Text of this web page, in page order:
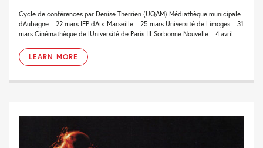
Cycle de conférences par Denise Therrien (UQAM) Médiathèque municipale
dAubagne – 22 mars IEP dAix-Marseille – 25 mars Université de Limoges – 31
mars Cinémathèque de lUniversité de Paris III-Sorbonne Nouvelle – 4 avril
LEARN MORE